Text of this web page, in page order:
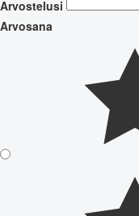
Arvostelusi
Arvosana